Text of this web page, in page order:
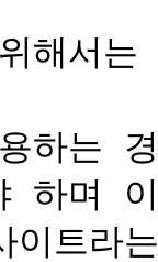
해서
하는
하며
이트라